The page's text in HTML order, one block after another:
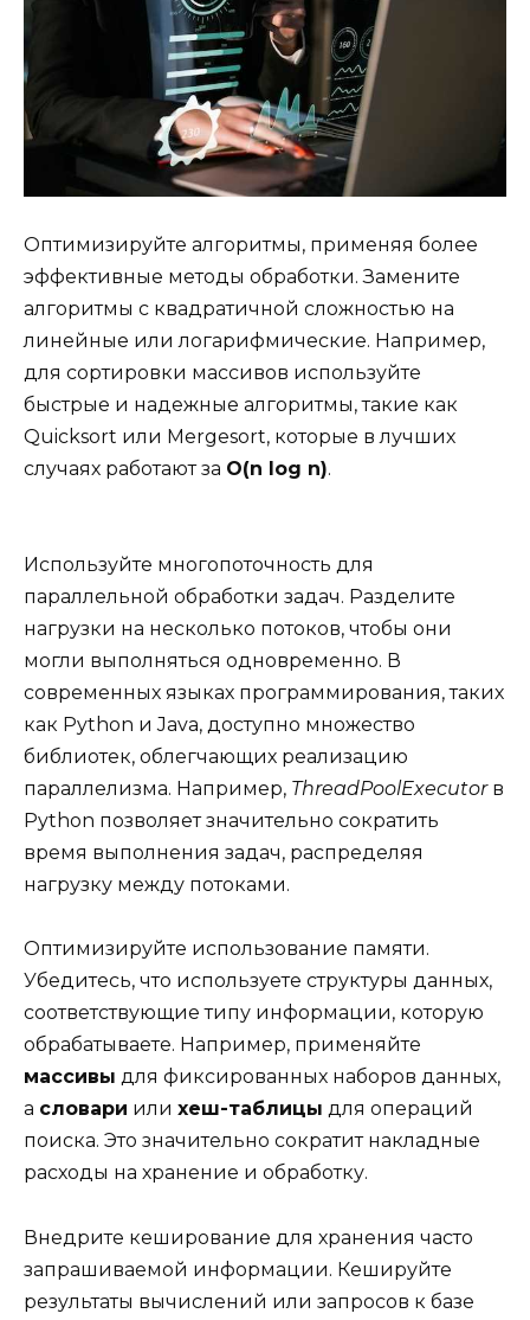
Оптимизируйте алгоритмы, применяя более
эффективные методы обработки. Замените
алгоритмы с квадратичной сложностью на
линейные или логарифмические. Например,
для сортировки массивов используйте
быстрые и надежные алгоритмы, такие как
Quicksort или Mergesort, которые в лучших
случаях работают за O(n log n).
Используйте многопоточность для
параллельной обработки задач. Разделите
нагрузки на несколько потоков, чтобы они
могли выполняться одновременно. В
современных языках программирования, таких
как Python и Java, доступно множество
библиотек, облегчающих реализацию
параллелизма. Например, ThreadPoolExecutorв
Python позволяет значительно сократить
время выполнения задач, распределяя
нагрузку между потоками.
Оптимизируйте использование памяти.
Убедитесь, что используете структуры данных,
соответствующие типу информации, которую
обрабатываете. Например, применяйте
массивы для фиксированных наборов данных,
а словари или хеш-таблицы для операций
поиска. Это значительно сократит накладные
расходы на хранение и обработку.
Внедрите кеширование для хранения часто
запрашиваемой информации. Кешируйте
результаты вычислений или запросов к базе